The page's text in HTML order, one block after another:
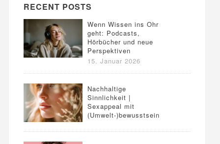
RECENT POSTS
Wenn Wissen ins Ohr
geht: Podcasts,
Hörbücher und neue
Perspektiven
15. Januar 2026
Nachhaltige
Sinnlichkeit |
Sexappeal mit
(Umwelt-)bewusstsein